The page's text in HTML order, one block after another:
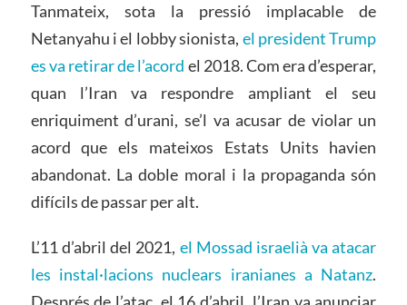
Tanmateix, sota la pressió implacable de
Netanyahu i el lobby sionista, el president Trump
es va retirar de l’acord el 2018. Com era d’esperar,
quan l’Iran va respondre ampliant el seu
enriquiment d’urani, se’l va acusar de violar un
acord que els mateixos Estats Units havien
abandonat. La doble moral i la propaganda són
difícils de passar per alt.
L’11 d’abril del 2021, el Mossad israelià va atacar
les instal·lacions nuclears iranianes a Natanz.